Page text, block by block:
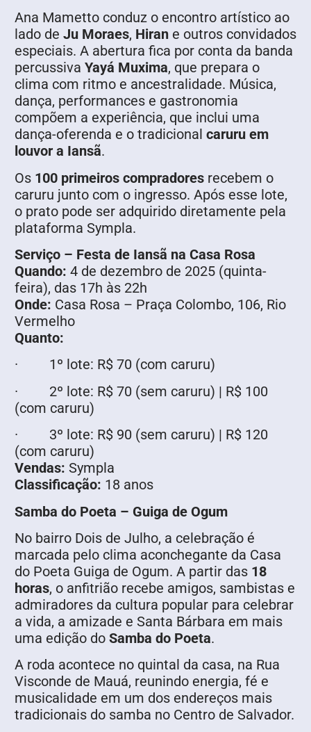
Ana Mametto conduz o encontro artístico ao
lado de Ju Moraes, Hiran e outros convidados
especiais. A abertura fica por conta da banda
percussiva Yayá Muxima, que prepara o
clima com ritmo e ancestralidade. Música,
dança, performances e gastronomia
compõem a experiência, que inclui uma
dança-oferenda e o tradicional caruru em
louvor a Iansã.
Os 100 primeiros compradores recebem o
caruru junto com o ingresso. Após esse lote,
o prato pode ser adquirido diretamente pela
plataforma Sympla.
Serviço – Festa de Iansã na Casa Rosa
Quando: 4 de dezembro de 2025 (quinta-
feira), das 17h às 22h
Onde: Casa Rosa – Praça Colombo, 106, Rio
Vermelho
Quanto:
· 1º lote: R$ 70 (com caruru)
· 2º lote: R$ 70 (sem caruru) | R$ 100
(com caruru)
· 3º lote: R$ 90 (sem caruru) | R$ 120
(com caruru)
Vendas: Sympla
Classificação: 18 anos
Samba do Poeta – Guiga de Ogum
No bairro Dois de Julho, a celebração é
marcada pelo clima aconchegante da Casa
do Poeta Guiga de Ogum. A partir das 18
horas, o anfitrião recebe amigos, sambistas e
admiradores da cultura popular para celebrar
a vida, a amizade e Santa Bárbara em mais
uma edição do Samba do Poeta.
A roda acontece no quintal da casa, na Rua
Visconde de Mauá, reunindo energia, fé e
musicalidade em um dos endereços mais
tradicionais do samba no Centro de Salvador.